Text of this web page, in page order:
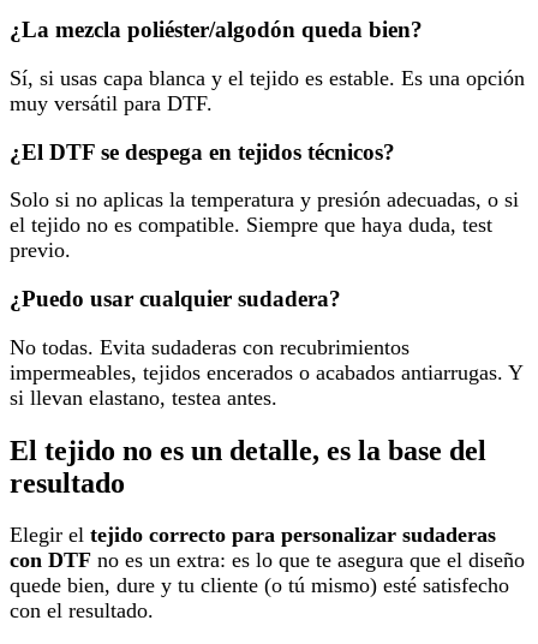
¿La mezcla poliéster/algodón queda bien?
Sí, si usas capa blanca y el tejido es estable. Es una opción
muy versátil para DTF.
¿El DTF se despega en tejidos técnicos?
Solo si no aplicas la temperatura y presión adecuadas, o si
el tejido no es compatible. Siempre que haya duda, test
previo.
¿Puedo usar cualquier sudadera?
No todas. Evita sudaderas con recubrimientos
impermeables, tejidos encerados o acabados antiarrugas. Y
si llevan elastano, testea antes.
El tejido no es un detalle, es la base del
resultado
Elegir el tejido correcto para personalizar sudaderas
con DTF no es un extra: es lo que te asegura que el diseño
quede bien, dure y tu cliente (o tú mismo) esté satisfecho
con el resultado.